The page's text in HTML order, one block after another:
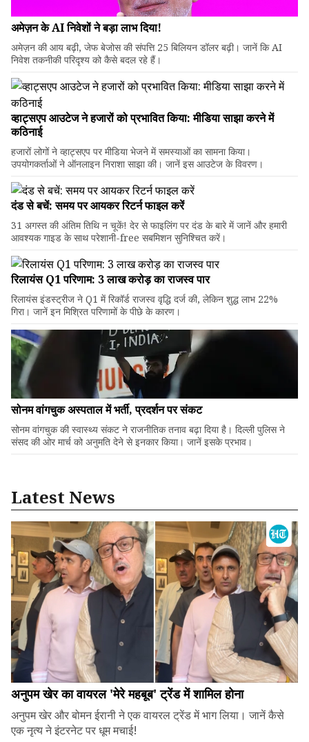
अमेज़न के AI निवेशों ने बड़ा लाभ दिया!
अमेज़न की आय बढ़ी, जेफ बेजोस की संपत्ति 25 बिलियन डॉलर बढ़ी। जानें कि AI
निवेश तकनीकी परिदृश्य को कैसे बदल रहे हैं।
व्हाट्सएप आउटेज ने हजारों को प्रभावित किया: मीडिया साझा करने में
कठिनाई
हजारों लोगों ने व्हाट्सएप पर मीडिया भेजने में समस्याओं का सामना किया।
उपयोगकर्ताओं ने ऑनलाइन निराशा साझा की। जानें इस आउटेज के विवरण।
दंड से बचें: समय पर आयकर रिटर्न फाइल करें
31 अगस्त की अंतिम तिथि न चूकें! देर से फाइलिंग पर दंड के बारे में जानें और हमारी
आवश्यक गाइड के साथ परेशानी-free सबमिशन सुनिश्चित करें।
रिलायंस Q1 परिणाम: ₹3 लाख करोड़ का राजस्व पार
रिलायंस इंडस्ट्रीज ने Q1 में रिकॉर्ड राजस्व वृद्धि दर्ज की, लेकिन शुद्ध लाभ 22%
गिरा। जानें इन मिश्रित परिणामों के पीछे के कारण।
सोनम वांगचुक अस्पताल में भर्ती, प्रदर्शन पर संकट
सोनम वांगचुक की स्वास्थ्य संकट ने राजनीतिक तनाव बढ़ा दिया है। दिल्ली पुलिस ने
संसद की ओर मार्च को अनुमति देने से इनकार किया। जानें इसके प्रभाव।
Latest News
अनुपम खेर का वायरल 'मेरे महबूब' ट्रेंड में शामिल होना
अनुपम खेर और बोमन ईरानी ने एक वायरल ट्रेंड में भाग लिया। जानें कैसे
एक नृत्य ने इंटरनेट पर धूम मचाई!